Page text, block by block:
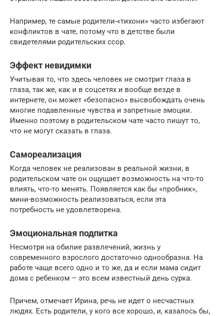
Например, те самые родители-«тихони» часто избегают
конфликтов в чате, потому что в детстве были
свидетелями родительских ссор.
Эффект невидимки
Учитывая то, что здесь человек не смотрит глаза в
глаза, так же, как и в соцсетях и вообще везде в
интернете, он может «безопасно» высвобождать очень
многие подавленные чувства и запретные эмоции.
Именно поэтому в родительском чате часто пишут то,
что не могут сказать в глаза.
Самореализация
Когда человек не реализован в реальной жизни, в
родительском чате он ощущает возможность на что-то
влиять, что-то менять. Появляется как бы «пробник»,
мини-возможность реализоваться, если эта
потребность не удовлетворена.
Эмоциональная подпитка
Несмотря на обилие развлечений, жизнь у
современного взрослого достаточно однообразна. На
работе чаще всего одно и то же, да и если мама сидит
дома с ребенком – это всем известный день сурка.
Причем, отмечает Ирина, речь не идет о несчастных
людях. Есть родители, у кого все хорошо, и, казалось бы,